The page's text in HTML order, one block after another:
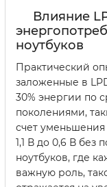
Влияние
ноутбуков
Практический
заложенные в
30% энергии по
поколениями,
счет
1,1 В до 0,6 В без
ноутбуков, где
важную роль,